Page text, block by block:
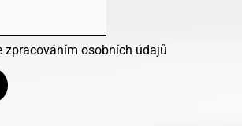
zpracováním osobních údajů